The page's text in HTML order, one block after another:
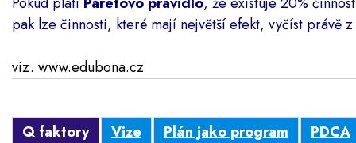
pak lze činnosti, které mají největší efekt, vyčíst právě z
viz. www.edubona.cz
Q faktory Vize Plán jako program
PDCA